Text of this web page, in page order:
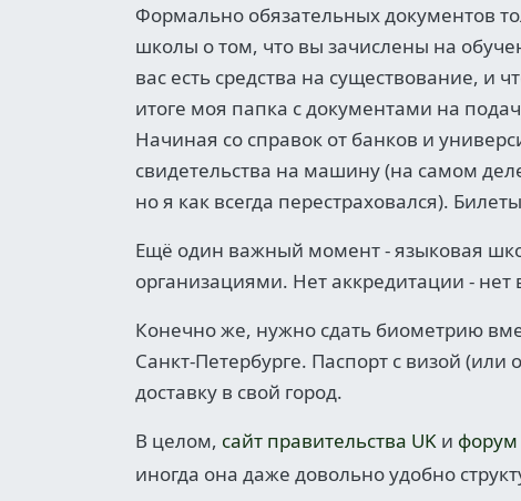
Формально обязательных документов
школы о том, что вы зачислены на
вас есть средства на существование, и
итоге моя папка с документами на
Начиная cо справок от банков и
свидетельства на машину (на самом
но я как всегда перестраховался).
Ещё один важный момент - языковая
организациями. Нет аккредитации - нет
Конечно же, нужно сдать биометрию
Санкт-Петербурге. Паспорт с визой
доставку в свой город.
В целом, сайт правительства UK и форум
иногда она даже довольно удобно